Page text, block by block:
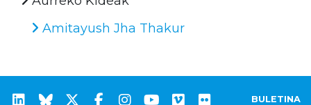
Amitayush Jha Thakur
BULETINA